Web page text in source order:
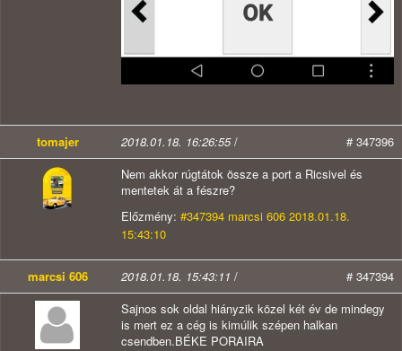
tomajer 2018.01.18. 16:26:55/
# 347396
Nem akkor rúgtátok össze a port a Ricsivel és
mentetek át a fészre?
Előzmény: #347394 marcsi 606 2018.01.18.
15:43:10
marcsi 606 2018.01.18. 15:43:11 /
# 347394
Sajnos sok oldal hiányzik közel két év de mindegy
is mert ez a cég is kimúlik szépen halkan
csendben.BÉKE PORAIRA